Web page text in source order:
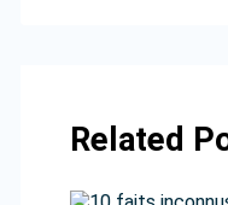
Related